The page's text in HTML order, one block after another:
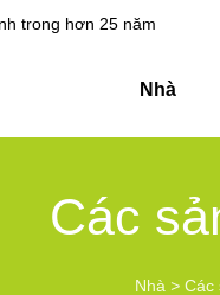
trong hơn 25 năm
Nhà
Các
Nhà > Các